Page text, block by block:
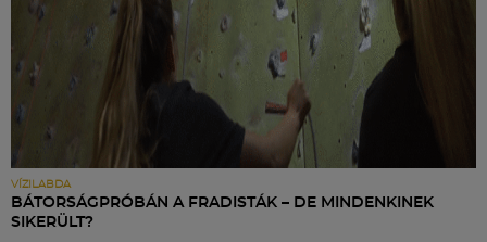
VÍZILABDA
BÁTORSÁGPRÓBÁN A FRADISTÁK – DE MINDENKINEK
SIKERÜLT?